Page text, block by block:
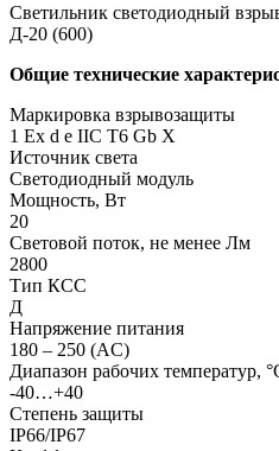
Светильник светодиодный
Д-20 (600)
Общие технические
Маркировка взрывозащиты
1 Ех d e IIC T6 Gb X
Источник света
Светодиодный модуль
Мощность, Вт
20
Световой поток, не менее Лм
2800
Тип КСС
Д
Напряжение питания
180 – 250 (AC)
Диапазон рабочих температур,
-40…+40
Степень защиты
IP66/IP67